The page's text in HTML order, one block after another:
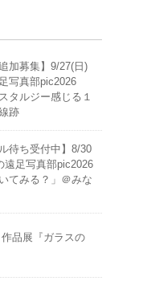
加募集】9/27(日)
写真部pic2026
タルジー感じる１
跡
待ち受付中】8/30
遠足写真部pic2026
てみる？」＠みな
作品展『ガラスの